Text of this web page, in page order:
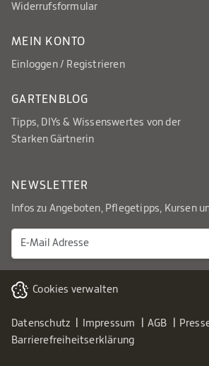
Widerrufsformular
MEIN KONTO
Einloggen / Registrieren
GARTENBLOG
Tipps, DIYs & Wissenswertes von der
Starken Gärtnerin
NEWSLETTER
Infos zu Angeboten, Pflegetipps, Kursen
Cookies verwalten
Datenschutz Impressum AGB
Barrierefreiheitserklärung